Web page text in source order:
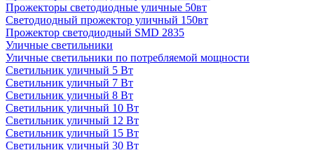
Прожекторы светодиодные уличные 50вт
Светодиодный прожектор уличный 150вт
Прожектор светодиодный SMD 2835
Уличные светильники
Уличные светильники по потребляемой мощности
Светильник уличный 5 Вт
Светильник уличный 7 Вт
Светильник уличный 8 Вт
Светильник уличный 10 Вт
Светильник уличный 12 Вт
Светильник уличный 15 Вт
Светильник уличный 30 Вт